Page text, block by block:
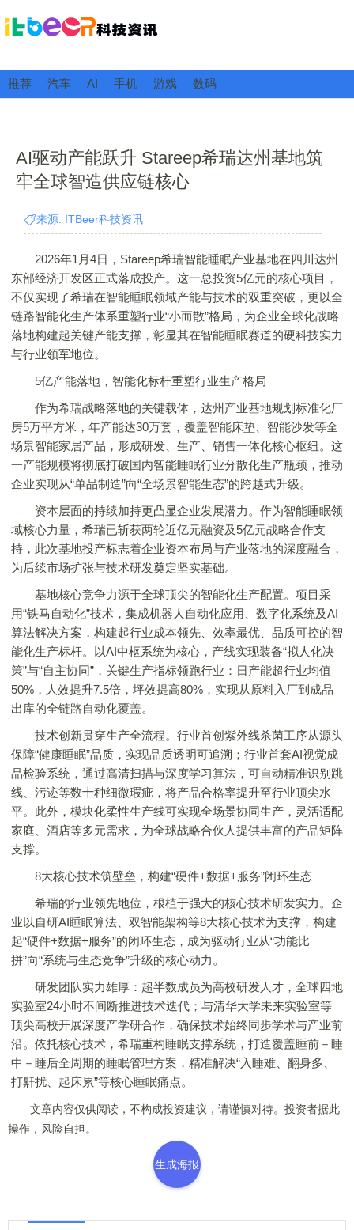
推荐 汽车 AI 手机 游戏 数码
AI驱动产能跃升 Stareep希瑞达州基地筑
牢全球智造供应链核心
来源: ITBeer科技资讯
2026年1月4日，Stareep希瑞智能睡眠产业基地在四川达州
东部经济开发区正式落成投产。这一总投资5亿元的核心项目，
不仅实现了希瑞在智能睡眠领域产能与技术的双重突破，更以全
链路智能化生产体系重塑行业“小而散”格局，为企业全球化战略
落地构建起关键产能支撑，彰显其在智能睡眠赛道的硬科技实力
与行业领军地位。
5亿产能落地，智能化标杆重塑行业生产格局
作为希瑞战略落地的关键载体，达州产业基地规划标准化厂
房5万平方米，年产能达30万套，覆盖智能床垫、智能沙发等全
场景智能家居产品，形成研发、生产、销售一体化核心枢纽。这
一产能规模将彻底打破国内智能睡眠行业分散化生产瓶颈，推动
企业实现从“单品制造”向“全场景智能生态”的跨越式升级。
资本层面的持续加持更凸显企业发展潜力。作为智能睡眠领
域核心力量，希瑞已斩获两轮近亿元融资及5亿元战略合作支
持，此次基地投产标志着企业资本布局与产业落地的深度融合，
为后续市场扩张与技术研发奠定坚实基础。
基地核心竞争力源于全球顶尖的智能化生产配置。项目采
用“铁马自动化”技术，集成机器人自动化应用、数字化系统及AI
算法解决方案，构建起行业成本领先、效率最优、品质可控的智
能化生产标杆。以AI中枢系统为核心，产线实现装备“拟人化决
策”与“自主协同”，关键生产指标领跑行业：日产能超行业均值
50%，人效提升7.5倍，坪效提高80%，实现从原料入厂到成品
出库的全链路自动化覆盖。
技术创新贯穿生产全流程。行业首创紫外线杀菌工序从源头
保障“健康睡眠”品质，实现品质透明可追溯；行业首套AI视觉成
品检验系统，通过高清扫描与深度学习算法，可自动精准识别跳
线、污迹等数十种细微瑕疵，将产品合格率提升至行业顶尖水
平。此外，模块化柔性生产线可实现全场景协同生产，灵活适配
家庭、酒店等多元需求，为全球战略合伙人提供丰富的产品矩阵
支撑。
8大核心技术筑壁垒，构建“硬件+数据+服务”闭环生态
希瑞的行业领先地位，根植于强大的核心技术研发实力。企
业以自研AI睡眠算法、双智能架构等8大核心技术为支撑，构建
起“硬件+数据+服务”的闭环生态，成为驱动行业从“功能比
拼”向“系统与生态竞争”升级的核心动力。
研发团队实力雄厚：超半数成员为高校研发人才，全球四地
实验室24小时不间断推进技术迭代；与清华大学未来实验室等
顶尖高校开展深度产学研合作，确保技术始终同步学术与产业前
沿。依托核心技术，希瑞重构睡眠支撑系统，打造覆盖睡前－睡
中－睡后全周期的睡眠管理方案，精准解决“入睡难、翻身多、
打鼾扰、起床累”等核心睡眠痛点。
文章内容仅供阅读，不构成投资建议，请谨慎对待。投资者据此
操作，风险自担。
生成海报